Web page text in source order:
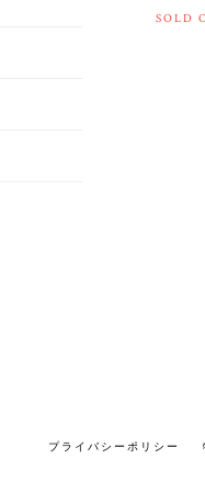
SOLD
プライバシーポリシー